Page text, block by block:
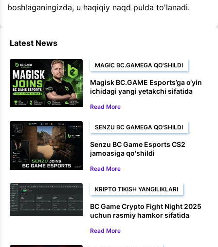
boshlaganingizda, u haqiqiy naqd pulda to'lanadi.
Latest News
MAGIC BC.GAMEGA QO'SHILDI
Magisk BC.GAME Esports’ga o‘yin
ichidagi yangi yetakchi sifatida
Read More
SENZU BC GAMEGA QO'SHILDI
Senzu BC Game Esports CS2
jamoasiga qo'shildi
Read More
KRIPTO TIKISH YANGILIKLARI
BC Game Crypto Fight Night 2025
uchun rasmiy hamkor sifatida
Read More